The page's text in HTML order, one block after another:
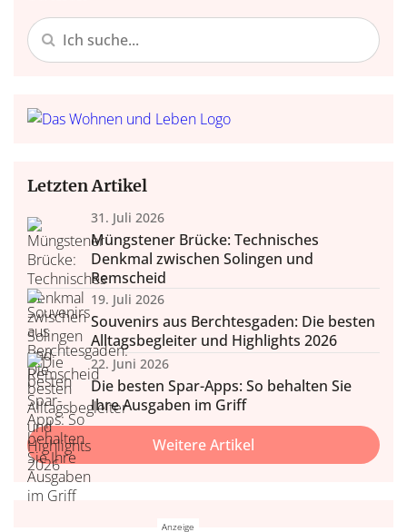
Letzten Artikel
31. Juli 2026
Müngstener Brücke: Technisches
Denkmal zwischen Solingen und
Remscheid
19. Juli 2026
Souvenirs aus Berchtesgaden: Die besten
Alltagsbegleiter und Highlights 2026
22. Juni 2026
Die besten Spar-Apps: So behalten Sie
Ihre Ausgaben im Griff
Weitere Artikel